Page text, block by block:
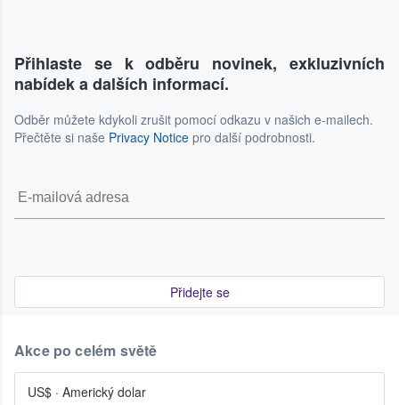
Přihlaste se k odběru novinek, exkluzivních
nabídek a dalších informací.
Odběr můžete kdykoli zrušit pomocí odkazu v našich e-mailech.
Přečtěte si naše Privacy Notice pro další podrobnosti.
Přidejte se
Akce po celém světě
US$ · Americký dolar